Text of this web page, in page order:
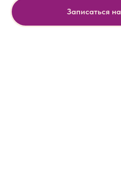
Записаться